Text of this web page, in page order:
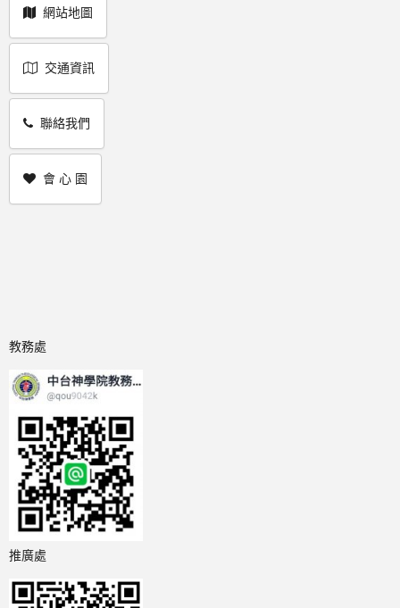
網站地圖
交通資訊
聯絡我們
會 心 園
教務處
推廣處